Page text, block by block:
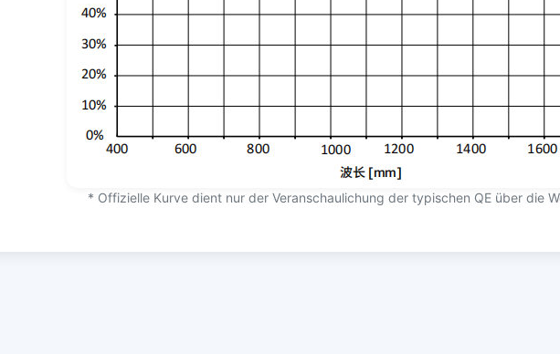
* Offizielle Kurve dient nur der Veranschaulichung der typischen QE über die